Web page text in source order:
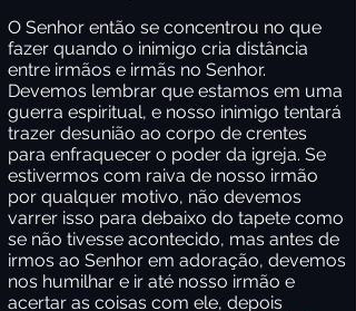
O Senhor então se concentrou no que
fazer quando o inimigo cria distância
entre irmãos e irmãs no Senhor.
Devemos lembrar que estamos em uma
guerra espiritual, e nosso inimigo tentará
trazer desunião ao corpo de crentes
para enfraquecer o poder da igreja. Se
estivermos com raiva de nosso irmão
por qualquer motivo, não devemos
varrer isso para debaixo do tapete como
se não tivesse acontecido, mas antes de
irmos ao Senhor em adoração, devemos
nos humilhar e ir até nosso irmão e
acertar as coisas com ele, depois